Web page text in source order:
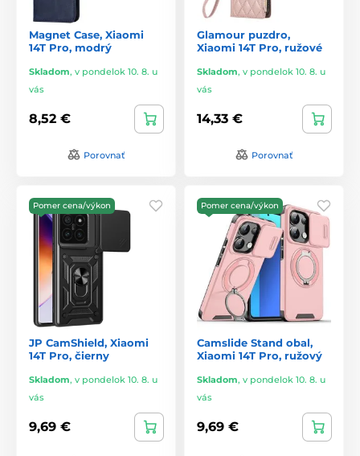
Magnet Case, Xiaomi
14T Pro, modrý
Skladom, v pondelok 10. 8. u
vás
8,52 €
Porovnať
Glamour puzdro,
Xiaomi 14T Pro, ružové
Skladom, v pondelok 10. 8. u
vás
14,33 €
Porovnať
Pomer cena/výkon
JP CamShield, Xiaomi
14T Pro, čierny
Skladom, v pondelok 10. 8. u
vás
9,69 €
Pomer cena/výkon
Camslide Stand obal,
Xiaomi 14T Pro, ružový
Skladom, v pondelok 10. 8. u
vás
9,69 €